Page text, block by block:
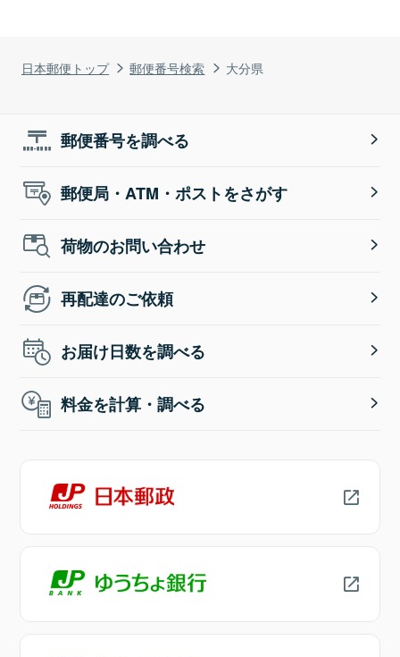
日本郵便トップ 郵便番号検索 大分県
郵便番号を調べる
郵便局・ATM・ポストをさがす
荷物のお問い合わせ
再配達のご依頼
お届け日数を調べる
料金を計算・調べる